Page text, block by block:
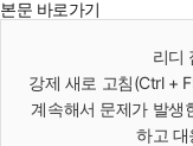
본문 바로가기
리디
강제 새로 고침(Ctrl +
계속해서 문제가 발생
하고 대